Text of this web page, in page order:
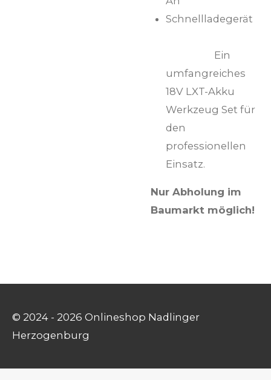
Schnellladegerät
Ein
umfangreiches
18V LXT-Akku
Werkzeug Set für
den
professionellen
Einsatz.
Nur Abholung im
Baumarkt möglich!
© 2024 - 2026 Onlineshop Nadlinger
Herzogenburg